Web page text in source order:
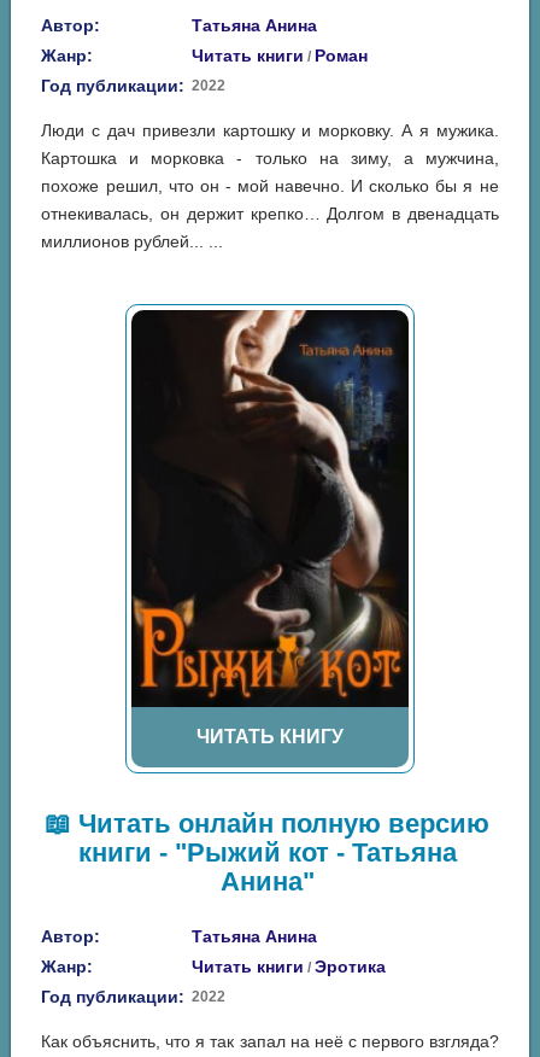
Автор:
Татьяна Анина
Жанр:
Читать книги / Роман
Год публикации: 2022
Люди с дач привезли картошку и морковку. А я мужика.
Картошка и морковка - только на зиму, а мужчина,
похоже решил, что он - мой навечно. И сколько бы я не
отнекивалась, он держит крепко… Долгом в двенадцать
миллионов рублей... ...
ЧИТАТЬ КНИГУ
📖 Читать онлайн полную версию
книги - "Рыжий кот - Татьяна
Анина"
Автор:
Татьяна Анина
Жанр:
Читать книги /Эротика
Год публикации: 2022
Как объяснить, что я так запал на неё с первого взгляда?